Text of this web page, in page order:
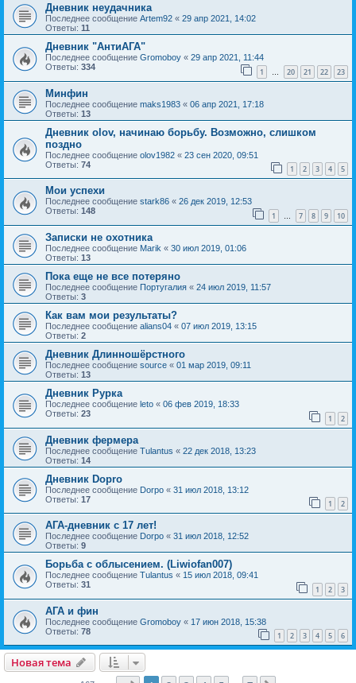
Дневник неудачника
Последнее сообщение Artem92 « 29 апр 2021, 14:02
Ответы: 11
Дневник "АнтиАГА"
Последнее сообщение Gromoboy « 29 апр 2021, 11:44
Ответы: 334 1 … 20 21 22 23
Минфин
Последнее сообщение maks1983 « 06 апр 2021, 17:18
Ответы: 13
Дневник olov, начинаю борьбу. Возможно, слишком
поздно
Последнее сообщение olov1982 « 23 сен 2020, 09:51
Ответы: 74 1 2 3 4 5
Мои успехи
Последнее сообщение stark86 « 26 дек 2019, 12:53
Ответы: 148 1 … 7 8 9 10
Записки не охотника
Последнее сообщение Marik « 30 июл 2019, 01:06
Ответы: 13
Пока еще не все потеряно
Последнее сообщение Португалия « 24 июл 2019, 11:57
Ответы: 3
Как вам мои результаты?
Последнее сообщение alians04 « 07 июл 2019, 13:15
Ответы: 2
Дневник Длинношёрстного
Последнее сообщение source « 01 мар 2019, 09:11
Ответы: 13
Дневник Рурка
Последнее сообщение leto « 06 фев 2019, 18:33
Ответы: 23 1 2
Дневник фермера
Последнее сообщение Tulantus « 22 дек 2018, 13:23
Ответы: 14
Дневник Dopro
Последнее сообщение Dorpo « 31 июл 2018, 13:12
Ответы: 17 1 2
АГА-дневник с 17 лет!
Последнее сообщение Dorpo « 31 июл 2018, 12:52
Ответы: 9
Борьба с облысением. (Liwiofan007)
Последнее сообщение Tulantus « 15 июл 2018, 09:41
Ответы: 31 1 2 3
АГА и фин
Последнее сообщение Gromoboy « 17 июн 2018, 15:38
Ответы: 78 1 2 3 4 5 6
Новая тема